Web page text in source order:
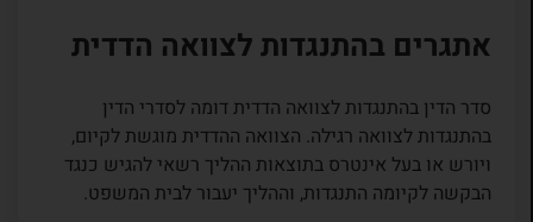
אתגרים בהתנגדות לצוואה הדדית
סדר הדין בהתנגדות לצוואה הדדית דומה לסדרי הדין
בהתנגדות לצוואה רגילה. הצוואה ההדדית מוגשת לקיום,
ויורש או בעל אינטרס בתוצאות ההליך רשאי להגיש כנגד
הבקשה לקיומה התנגדות, וההליך יעבור לבית המשפט.